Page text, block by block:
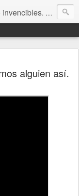
como aquellos que no se rinden”. Frida Kahlo
alguien así.